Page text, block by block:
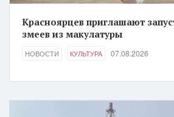
Красноярцев приглашают
змеев из макулатуры
НОВОСТИ КУЛЬТУРА 07.08.2026